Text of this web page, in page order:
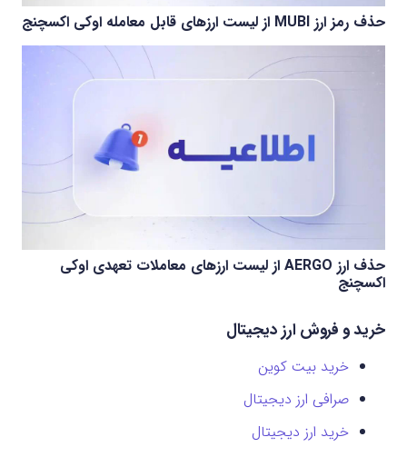
حذف رمز ارز MUBI از لیست ارزهای قابل معامله اوکی اکسچنج
حذف ارز AERGO از لیست ارزهای معاملات تعهدی اوکی
اکسچنج
خرید و فروش ارز دیجیتال
خرید بیت کوین
صرافی ارز دیجیتال
خرید ارز دیجیتال